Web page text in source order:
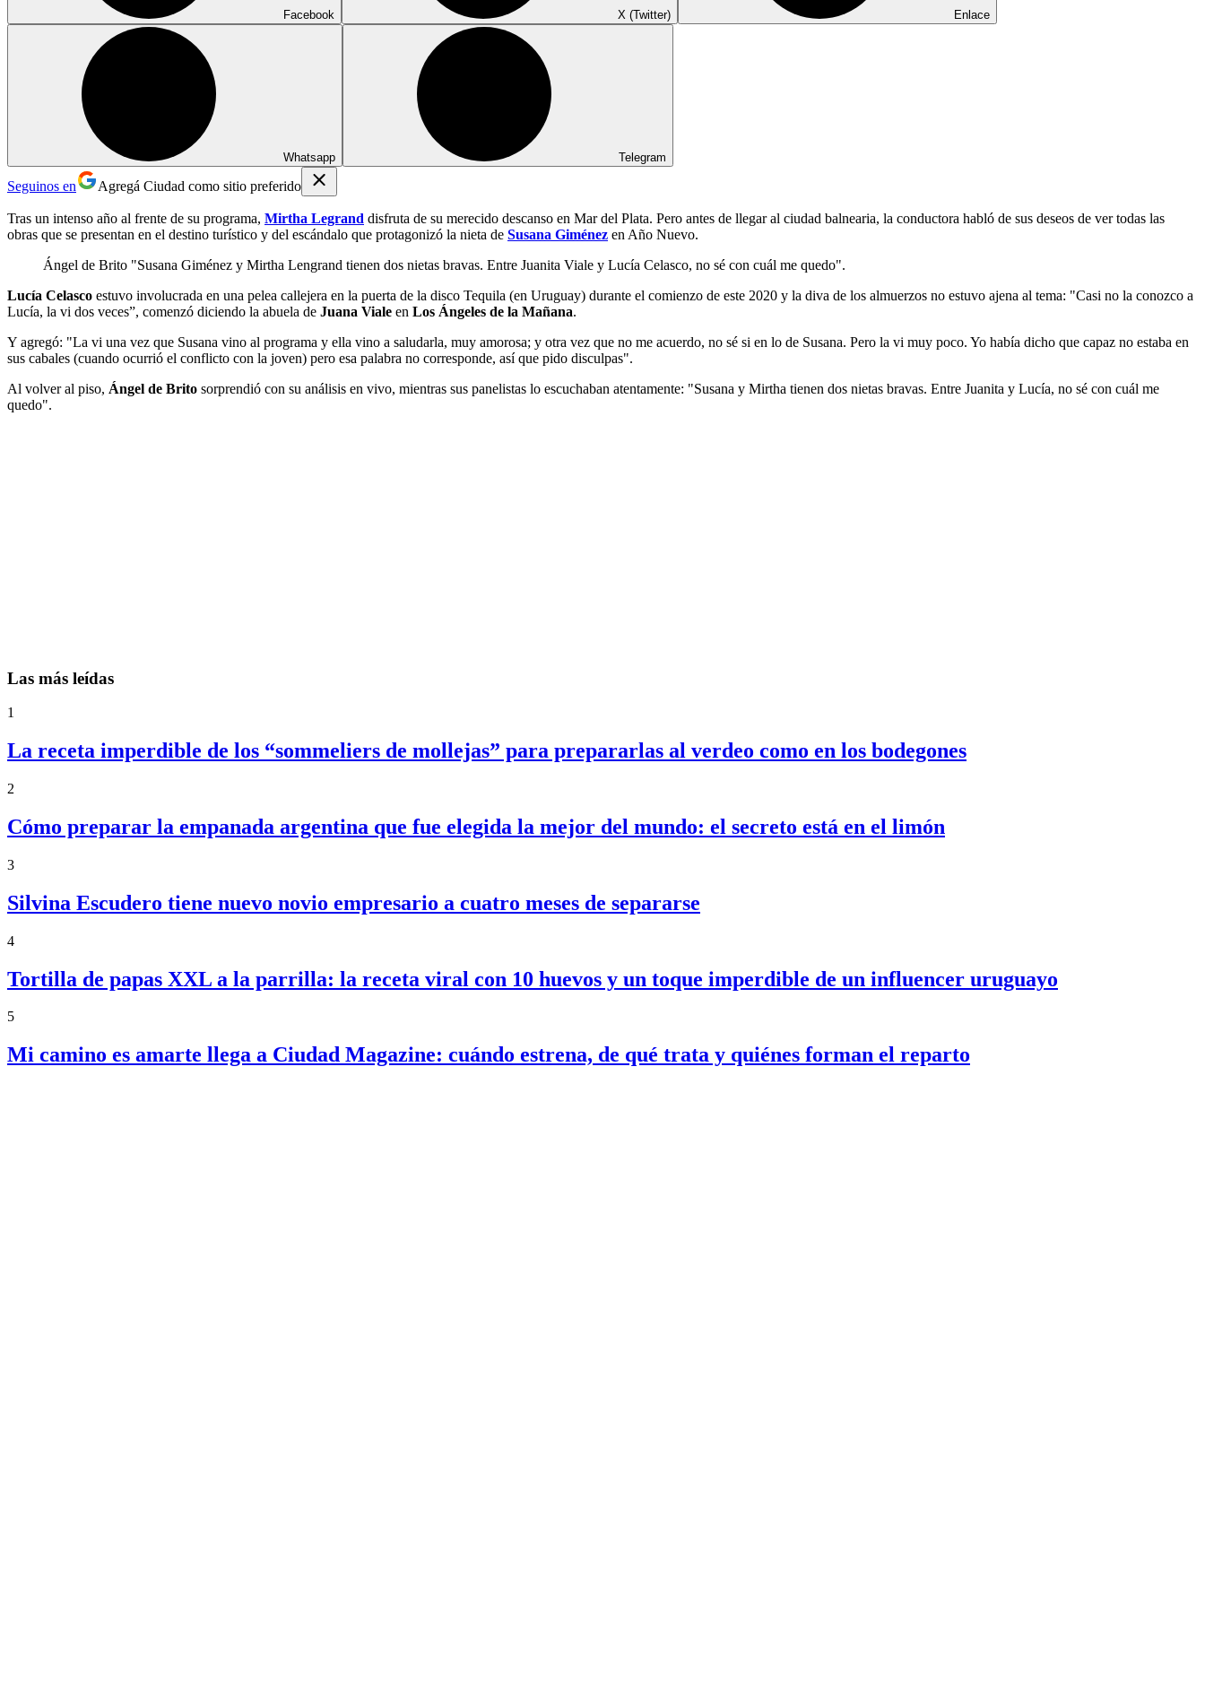
Facebook X (Twitter) Enlace
Whatsapp Telegram
Seguinos en Agregá Ciudad como sitio preferido
Tras un intenso año al frente de su programa, Mirtha Legrand disfruta de su merecido descanso en Mar del Plata. Pero antes de llegar al ciudad balnearia, la conductora habló de sus deseos de ver todas las
obras que se presentan en el destino turístico y del escándalo que protagonizó la nieta de Susana Giménez en Año Nuevo.
Ángel de Brito "Susana Giménez y Mirtha Lengrand tienen dos nietas bravas. Entre Juanita Viale y Lucía Celasco, no sé con cuál me quedo".
Lucía Celasco estuvo involucrada en una pelea callejera en la puerta de la disco Tequila (en Uruguay) durante el comienzo de este 2020 y la diva de los almuerzos no estuvo ajena al tema: "Casi no la conozco a
Lucía, la vi dos veces”, comenzó diciendo la abuela de Juana Viale en Los Ángeles de la Mañana.
Y agregó: "La vi una vez que Susana vino al programa y ella vino a saludarla, muy amorosa; y otra vez que no me acuerdo, no sé si en lo de Susana. Pero la vi muy poco. Yo había dicho que capaz no estaba en
sus cabales (cuando ocurrió el conflicto con la joven) pero esa palabra no corresponde, así que pido disculpas".
Al volver al piso, Ángel de Brito sorprendió con su análisis en vivo, mientras sus panelistas lo escuchaban atentamente: "Susana y Mirtha tienen dos nietas bravas. Entre Juanita y Lucía, no sé con cuál me
quedo".
Las más leídas
1
La receta imperdible de los “sommeliers de mollejas” para prepararlas al verdeo como en los bodegones
2
Cómo preparar la empanada argentina que fue elegida la mejor del mundo: el secreto está en el limón
3
Silvina Escudero tiene nuevo novio empresario a cuatro meses de separarse
4
Tortilla de papas XXL a la parrilla: la receta viral con 10 huevos y un toque imperdible de un influencer uruguayo
5
Mi camino es amarte llega a Ciudad Magazine: cuándo estrena, de qué trata y quiénes forman el reparto